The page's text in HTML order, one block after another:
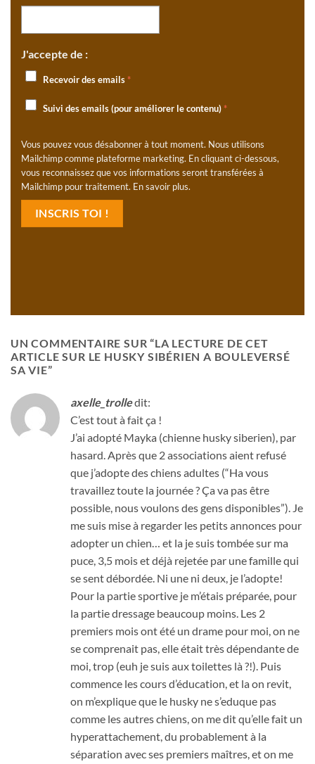
J'accepte de :
Recevoir des emails*
Suivi des emails (pour améliorer le contenu)*
Vous pouvez vous désabonner à tout moment. Nous utilisons
Mailchimp comme plateforme marketing. En cliquant ci-dessous,
vous reconnaissez que vos informations seront transférées à
Mailchimp pour traitement. En savoir plus.
UN COMMENTAIRE SUR “LA LECTURE DE CET
ARTICLE SUR LE HUSKY SIBÉRIEN A BOULEVERSÉ
SA VIE”
axelle_trolledit:
C’est tout à fait ça !
J’ai adopté Mayka (chienne husky siberien), par
hasard. Après que 2 associations aient refusé
que j’adopte des chiens adultes (“Ha vous
travaillez toute la journée ? Ça va pas être
possible, nous voulons des gens disponibles”). Je
me suis mise à regarder les petits annonces pour
adopter un chien… et la je suis tombée sur ma
puce, 3,5 mois et déjà rejetée par une famille qui
se sent débordée. Ni une ni deux, je l’adopte!
Pour la partie sportive je m’étais préparée, pour
la partie dressage beaucoup moins. Les 2
premiers mois ont été un drame pour moi, on ne
se comprenait pas, elle était très dépendante de
moi, trop (euh je suis aux toilettes là ?!). Puis
commence les cours d’éducation, et la on revit,
on m’explique que le husky ne s’eduque pas
comme les autres chiens, on me dit qu’elle fait un
hyperattachement, du probablement à la
séparation avec ses premiers maîtres, et on me